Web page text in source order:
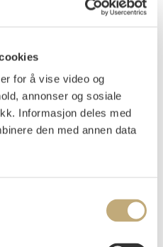
for å vise video og
annonser og sosiale
Informasjon deles med
den med annen data